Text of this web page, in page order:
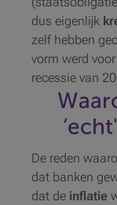
dus eigenlijk
zelf hebben
vorm werd
recessie van
De reden
dat banken
dat de inflatie